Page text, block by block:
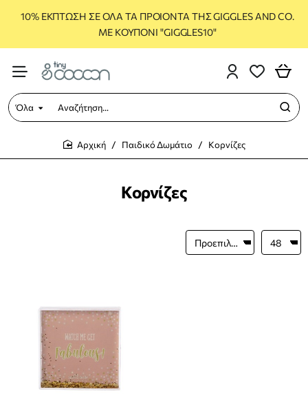
10% ΕΚΠΤΩΣΗ ΣΕ ΟΛΑ ΤΑ ΠΡΟΙΟΝΤΑ ΤΗΣ GIGGLES AND CO.
ΜΕ ΚΟΥΠΟΝΙ "GIGGLES10"
Όλα
Αναζήτηση...
Κορνίζες
Παιδικό Δωμάτιο Κορνίζες